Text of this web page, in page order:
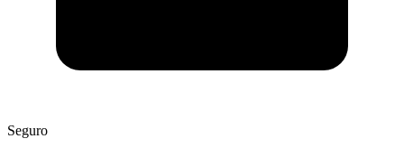
Seguro